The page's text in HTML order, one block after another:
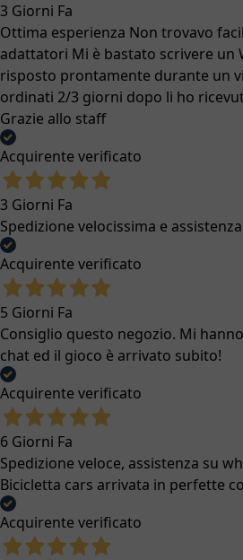
3 Giorni Fa
Ottima esperienza Non trovavo
adattatori Mi è bastato scrivere un
risposto prontamente durante un
ordinati 2/3 giorni dopo li ho
Grazie allo staff
Acquirente verificato
3 Giorni Fa
Spedizione velocissima e
Acquirente verificato
5 Giorni Fa
Consiglio questo negozio. Mi
chat ed il gioco è arrivato subito!
Acquirente verificato
6 Giorni Fa
Spedizione veloce, assistenza su
Bicicletta cars arrivata in perfette
Acquirente verificato